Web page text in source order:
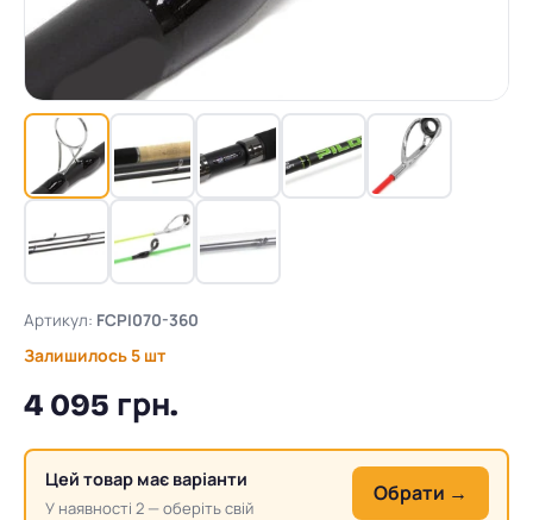
Артикул: FCPI070-360
Залишилось 5 шт
4 095 грн.
Цей товар має варіанти
У наявності 2 — оберіть свій
Обрати →